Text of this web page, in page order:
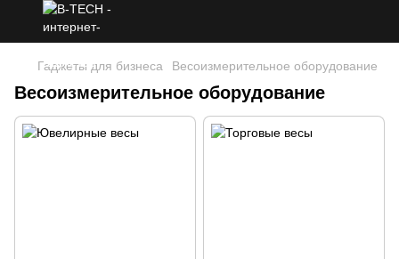
Гаджеты для бизнеса Весоизмерительное оборудование
Весоизмерительное оборудование